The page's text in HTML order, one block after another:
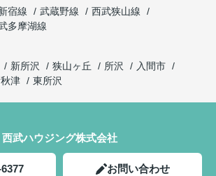
宿線 武蔵野線
西武狭山線
多摩湖線
新所沢 狭山ヶ丘 所沢
入間市
津 東所沢
西武ハウジング株式会社
お問い合わせ